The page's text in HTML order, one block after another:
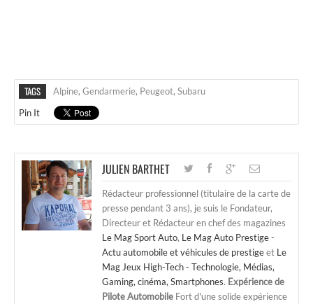
TAGS Alpine, Gendarmerie, Peugeot, Subaru
Pin It
JULIEN BARTHET
Rédacteur professionnel (titulaire de la carte de
presse pendant 3 ans), je suis le Fondateur,
Directeur et Rédacteur en chef des magazines
Le Mag Sport Auto, Le Mag Auto Prestige -
Actu automobile et véhicules de prestigeet Le
Mag Jeux High-Tech - Technologie, Médias,
Gaming, cinéma, Smartphones. Expérience de
Pilote Automobile Fort d'une solide expérience